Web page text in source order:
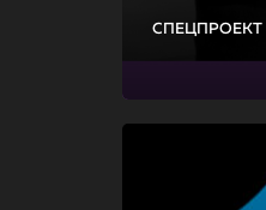
СПЕЦПРОЕКТ